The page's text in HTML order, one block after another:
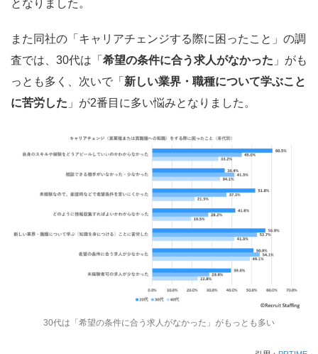
となりました。
また同社の「キャリアチェンジする際に困ったこと」の調
査では、30代は「 希望の条件に合う求人がなかった 」がも
っとも多く、次いで「 新しい業界・職種について学ぶこと
に苦労した 」が2番目に多い悩みとなりました。
30代は「希望の条件に合う求人がなかった」がもっとも多い